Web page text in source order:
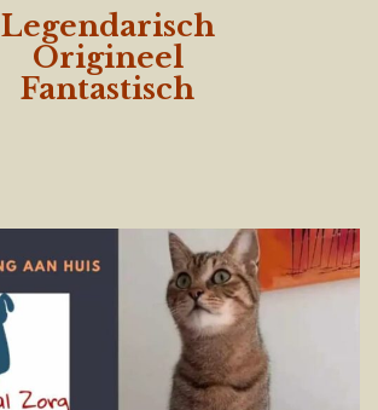
Legendarisch
Origineel
Fantastisch